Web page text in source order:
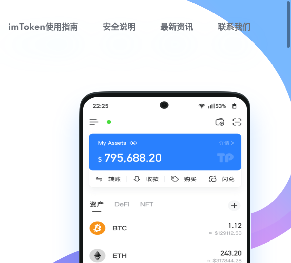
imToken使用指南 安全说明 最新资讯 联系我们